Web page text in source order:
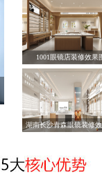
1001眼镜店装修效果
湖南长沙青森眼镜装修